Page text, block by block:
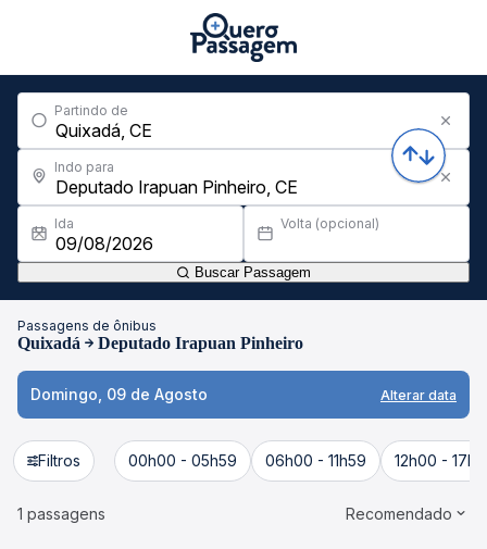
Partindo de
Indo para
Ida Volta (opcional)
Buscar Passagem
Passagens de ônibus
Quixadá Deputado Irapuan Pinheiro
Domingo, 09 de Agosto Alterar data
Filtros 00h00 - 05h59 06h00 - 11h59 12h00 -
1 passagens Recomendado